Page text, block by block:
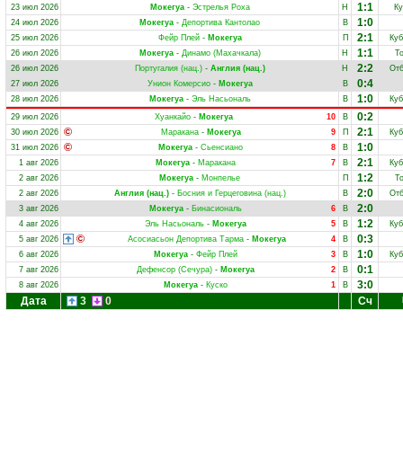
23 июл 2026 Мокегуа- Эстрелья Роха Н 1:1
24 июл 2026
Мокегуа - Депортива Кантолао В 1:0
25 июл 2026 Фейр Плей- Мокегуа П 2:1
26 июл 2026
Мокегуа- Динамо (Махачкала) Н 1:1
26 июл 2026
Португалия (нац.)- Англия (нац.) Н 2:2
27 июл 2026
Унион Комерсио- Мокегуа В 0:4
28 июл 2026 Мокегуа- Эль Насьональ В 1:0
29 июл 2026
10
Хуанкайо- Мокегуа В 0:2
30 июл 2026 9
Маракана- Мокегуа П 2:1
31 июл 2026
8
Мокегуа - Сьенсиано В 1:0
1 авг 2026 7
Мокегуа - Маракана В 2:1
2 авг 2026
Мокегуа - Монпелье П 1:2
2 авг 2026
Англия (нац.)- Босния и Герцеговина (нац.) В 2:0
3 авг 2026
6
Мокегуа - Бинасиональ В 2:0
4 авг 2026 5
Эль Насьональ - Мокегуа В 1:2
5 авг 2026
4
Асосиасьон Депортива Тарма - Мокегуа В 0:3
6 авг 2026 3
Мокегуа - Фейр Плей В 1:0
7 авг 2026
2
Дефенсор (Сечура) - Мокегуа В 0:1
8 авг 2026 1
Мокегуа - Куско В
3:0
Дата
3 0 Сч